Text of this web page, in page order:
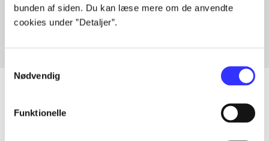
bunden af siden. Du kan læse mere om de anvendte
cookies under ”Detaljer”.
Nødvendig
Funktionelle
Fra